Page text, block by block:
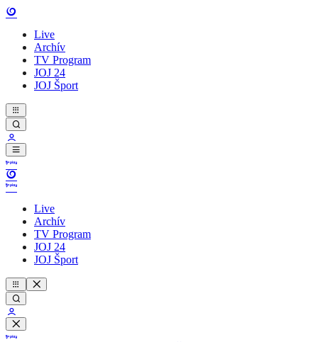
Live
Archív
TV Program
JOJ 24
JOJ Šport
Live
Archív
TV Program
JOJ 24
JOJ Šport